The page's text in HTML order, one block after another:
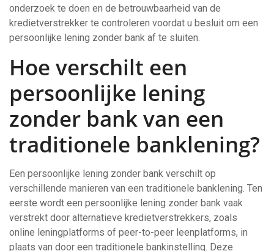
onderzoek te doen en de betrouwbaarheid van de
kredietverstrekker te controleren voordat u besluit om een
persoonlijke lening zonder bank af te sluiten.
Hoe verschilt een
persoonlijke lening
zonder bank van een
traditionele banklening?
Een persoonlijke lening zonder bank verschilt op
verschillende manieren van een traditionele banklening. Ten
eerste wordt een persoonlijke lening zonder bank vaak
verstrekt door alternatieve kredietverstrekkers, zoals
online leningplatforms of peer-to-peer leenplatforms, in
plaats van door een traditionele bankinstelling. Deze